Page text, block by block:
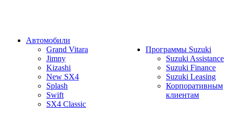
Автомобили
Grand Vitara
Jimny
Kizashi
New SX4
Splash
Swift
SX4 Classic
Программы Suzuki
Suzuki Assistance
Suzuki Finance
Suzuki Leasing
Корпоративным
клиентам